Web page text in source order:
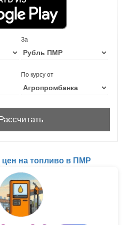
За
По курсу от
цен на топливо в ПМР